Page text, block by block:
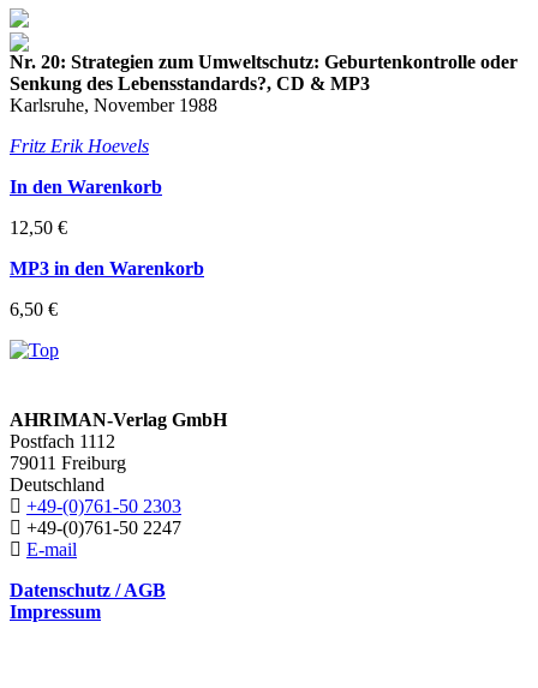
Nr. 20: Strategien zum Umweltschutz: Geburtenkontrolle oder
Senkung des Lebensstandards?, CD & MP3
Karlsruhe, November 1988
Fritz Erik Hoevels
In den Warenkorb
12,50 €
MP3 in den Warenkorb
6,50 €
AHRIMAN-Verlag GmbH
Postfach 1112
79011 Freiburg
Deutschland
+49-(0)761-50 2303
+49-(0)761-50 2247
E-mail
Datenschutz / AGB
Impressum